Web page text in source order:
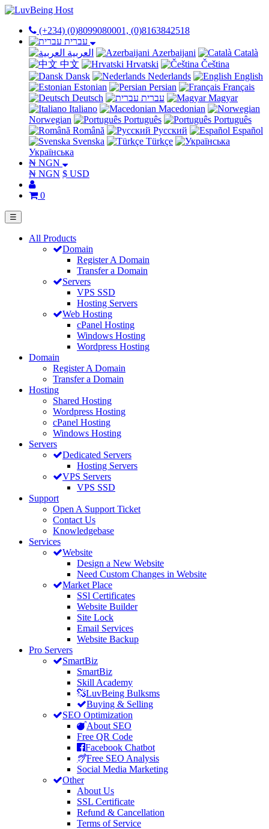
(+234) (0)8099080001, (0)8163842518
עברית
العربية
Azerbaijani
Català
中文
Hrvatski
Čeština
Dansk
Nederlands
English
Estonian
Persian
Français
Deutsch
עברית
Magyar
Italiano
Macedonian
Norwegian
Português
Português
Română
Русский
Español
Svenska
Türkçe
Українська
₦ NGN
₦ NGN $ USD
0
☰
All Products
Domain
Register A Domain
Transfer a Domain
Servers
VPS SSD
Hosting Servers
Web Hosting
cPanel Hosting
Windows Hosting
Wordpress Hosting
Domain
Register A Domain
Transfer a Domain
Hosting
Shared Hosting
Wordpress Hosting
cPanel Hosting
Windows Hosting
Servers
Dedicated Servers
Hosting Servers
VPS Servers
VPS SSD
Support
Open A Support Ticket
Contact Us
Knowledgebase
Services
Website
Design a New Website
Need Custom Changes in Website
Market Place
SSl Certificates
Website Builder
Site Lock
Email Services
Website Backup
Pro Servers
SmartBiz
SmartBiz
Skill Academy
LuvBeing Bulksms
Buying & Selling
SEO Optimization
About SEO
Free QR Code
Facebook Chatbot
Free SEO Analysis
Social Media Marketing
Other
About Us
SSL Certificate
Refund & Cancellation
Terms of Service